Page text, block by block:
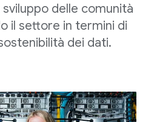
delle comunità
il settore in termini di
dei dati.